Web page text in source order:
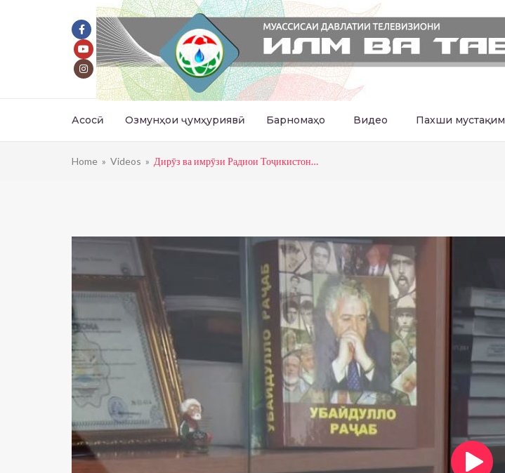
Асосӣ Озмунҳои ҷумҳуриявӣ Барномаҳо Видео Пахши мустақим
Home » Videos » Дирӯз ва имрӯзи Радиои Тоҷикистон…